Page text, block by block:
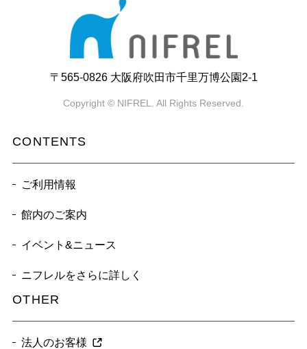
〒565-0826 大阪府吹田市千里万博公園2-1
Copyright © NIFREL. All Rights Reserved.
CONTENTS
ご利用情報
館内のご案内
イベント&ニュース
ニフレルをさらに詳しく
OTHER
法人のお客様